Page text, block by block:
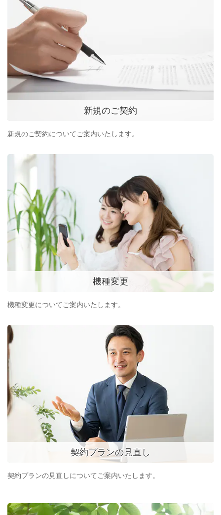
新規のご契約
新規のご契約についてご案内いたします。
機種変更
機種変更についてご案内いたします。
契約プランの見直し
契約プランの見直しについてご案内いたします。